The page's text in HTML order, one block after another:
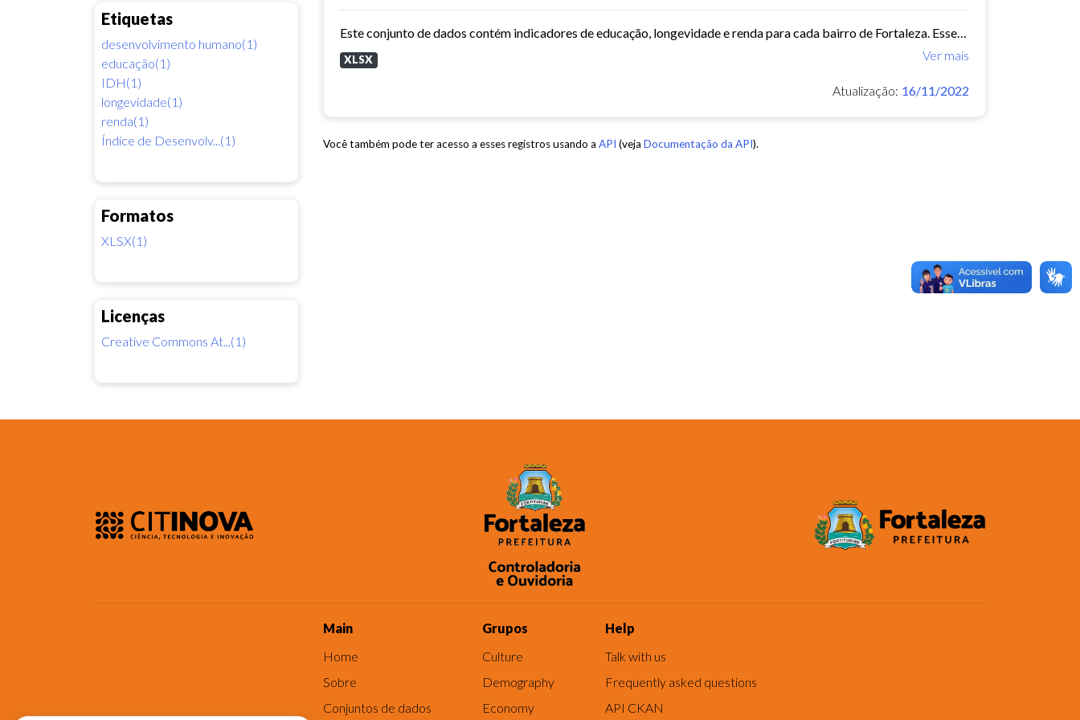
Etiquetas
desenvolvimento humano(1)
educação(1)
IDH(1)
longevidade(1)
renda(1)
Índice de Desenvolv...(1)
Formatos
XLSX(1)
Licenças
Creative Commons At...(1)
Este conjunto de dados contém indicadores de educação, longevidade e renda para cada bairro de Fortaleza. Esses três indicadores juntos formam o Indice de Desenvolvimento Humano...
Ver mais
XLSX
Atualização: 16/11/2022
Você também pode ter acesso a esses registros usando a API (veja Documentação da API).
Main
Home
Sobre
Conjuntos de dados
Grupos
Culture
Demography
Economy
Help
Talk with us
Frequently asked questions
API CKAN